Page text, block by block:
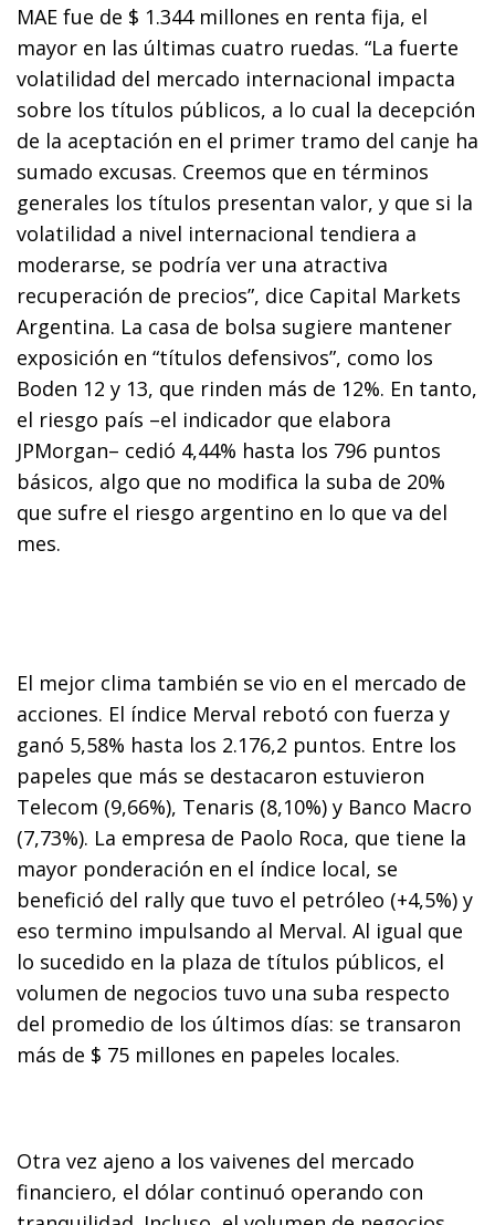
MAE fue de $ 1.344 millones en renta fija, el
mayor en las últimas cuatro ruedas. “La fuerte
volatilidad del mercado internacional impacta
sobre los títulos públicos, a lo cual la decepción
de la aceptación en el primer tramo del canje ha
sumado excusas. Creemos que en términos
generales los títulos presentan valor, y que si la
volatilidad a nivel internacional tendiera a
moderarse, se podría ver una atractiva
recuperación de precios”, dice Capital Markets
Argentina. La casa de bolsa sugiere mantener
exposición en “títulos defensivos”, como los
Boden 12 y 13, que rinden más de 12%. En tanto,
el riesgo país –el indicador que elabora
JPMorgan– cedió 4,44% hasta los 796 puntos
básicos, algo que no modifica la suba de 20%
que sufre el riesgo argentino en lo que va del
mes.
El mejor clima también se vio en el mercado de
acciones. El índice Merval rebotó con fuerza y
ganó 5,58% hasta los 2.176,2 puntos. Entre los
papeles que más se destacaron estuvieron
Telecom (9,66%), Tenaris (8,10%) y Banco Macro
(7,73%). La empresa de Paolo Roca, que tiene la
mayor ponderación en el índice local, se
benefició del rally que tuvo el petróleo (+4,5%) y
eso termino impulsando al Merval. Al igual que
lo sucedido en la plaza de títulos públicos, el
volumen de negocios tuvo una suba respecto
del promedio de los últimos días: se transaron
más de $ 75 millones en papeles locales.
Otra vez ajeno a los vaivenes del mercado
financiero, el dólar continuó operando con